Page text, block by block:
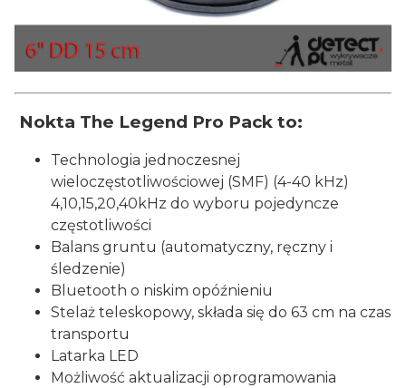
Nokta The Legend Pro Pack to:
Technologia jednoczesnej
wieloczęstotliwościowej (SMF) (4-40 kHz)
4,10,15,20,40kHz do wyboru pojedyncze
częstotliwości
Balans gruntu (automatyczny, ręczny i
śledzenie)
Bluetooth o niskim opóźnieniu
Stelaż teleskopowy, składa się do 63 cm na czas
transportu
Latarka LED
Możliwość aktualizacji oprogramowania